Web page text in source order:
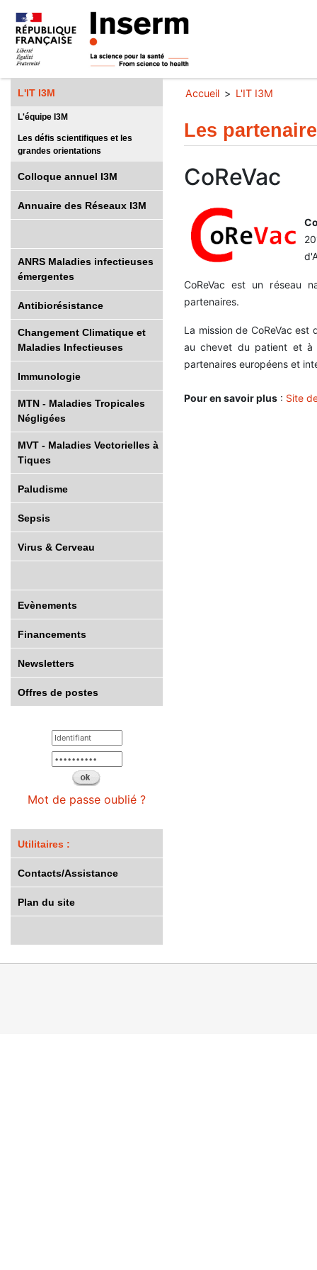
L'IT I3M
L'équipe I3M
Les défis scientifiques et les
grandes orientations
Colloque annuel I3M
Annuaire des Réseaux I3M
ANRS Maladies infectieuses
émergentes
Antibiorésistance
Changement Climatique et
Maladies Infectieuses
Immunologie
MTN - Maladies Tropicales
Négligées
MVT - Maladies Vectorielles à
Tiques
Paludisme
Sepsis
Virus & Cerveau
Evènements
Financements
Newsletters
Offres de postes
Mot de passe oublié ?
Utilitaires :
Contacts/Assistance
Plan du site
Accueil L'IT I3M
Les
CoReVac
CoReVac est un réseau
partenaires.
La mission de CoReVac
au chevet du patient et à
partenaires européens et
Pour en savoir plus : Site